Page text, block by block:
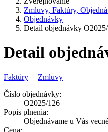
Zmluvy, Faktúry,
Objednávky
Detail objednávky
Detail
Faktúry | Zmluvy
Číslo objednávky:
O2025/126
Popis plnenia:
Objednávame u Vás
Cena: